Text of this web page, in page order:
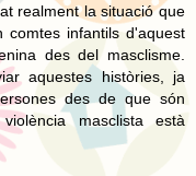
realment la situació que
comtes infantils d'aquest
des del masclisme.
aquestes històries, ja
des de que són
masclista està